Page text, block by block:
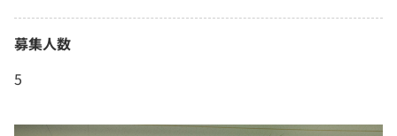
募集人数
5